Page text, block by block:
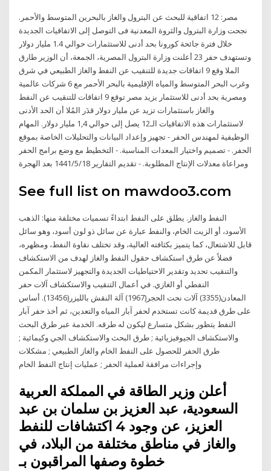
مصر: 12 اتفاقية للبحث عن البترول والغاز بالبحرين المتوسط والأحمر.
نجحت وزارة البترول والثروة المعدنية فى التوصل إلى الاتفاقيات الجديدة
خلال فترة جائحة كورونا بحد أدنى للاستثمارات حوالي 1.4 مليار دولار
وتستهدف حفر 23 أعلنت وزارة البترول المصرية، الجمعة، أن الوزير طارق
الملا وقع 9 اتفاقات جديدة للتنقيب عن النفط والغاز الطبيعي في شرق
وغرب البحر المتوسط والمياه الإقليمية بالبحر الأحمر مع 6 شركات عالمية
ومصرية بحد أدنى للاستثمار يزيد مصر توقع 9 اتفاقات للتنقيب عن النفط
والغاز باستثمارات تزيد عن مليار دولار قدَر المُلا أن الحد الأدنى
لاستثمارات هذه الاتفاقيات الـ12 يصل إلى حوالي 1,4 مليار دولار. المهام
الوظيفية لمهندس الحفر - تجهيز وإعداد البيانات والتحليلات الخاصة بموقع
الحفر. - تصميم واختيار المعدات المناسبة. - التخطيط مع وضع برامج الحفر
ومراعاة معدلات الإنتاج المطلوبة. - تقديم التقارير 18‏‏/5‏‏/1441 بعد الهجرة
See full list on mawdoo3.com
النفط والغاز. يطلق على النفط ابتداءً تسميات مختلفة منها: الذهب
الأسود، أو الزيت الخام، والنفط عبارة عن سائل ذو لون أسود، وهو سائل
قابل للاشتعال، كما يتميز بكثافته العالية، وقد تختلف نقاوة النفط، ومظهره،
فضلاً عن طرق استكشاف حقول النفط والغاز لهدف من الاستكشاف
والتنقيب تحديد وتقدير الاحتياطيات الجديدة والتجهيز لاستثمار المكمن
النفطي أو الغازي. في أعمال التنقيب والاستكشاف آلات حفر
المعادن(3355) آلات نحت الحجر(1967) آلة النقش بالليزر(13456). أساس
على طرق قديمة كانت تستخدم لحفر آبار المياه والتعدين، ثم أخذ حفر آبار
النفط يتطور بشكل متسارع ليكون له طرقه. الخدمة عبر طرق البحث
والاستكشاف الجيوفيزيائية ; طرق البحث والاستكشاف الجي وكيمائية ;
طرق الحفر للحصول على النفط الخام والغاز الطبيعي ; مشكلات
وإجراءات مرافقة لعملية الحفر ; عمليات إنتاج النفط الخام
أعلن وزير الطاقة في المملكة العربية
السعودية، عبد العزيز بن سلمان بن عبد
العزيز، عن وجود 4 اكتشافات للنفط
والغاز في مناطق مختلفة من البلاد، في
خطوة وصفها المراقبون بـ